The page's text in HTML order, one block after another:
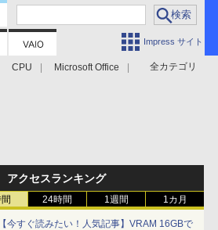
Impress サイト
全カテゴリ
CPU Microsoft Office
アクセスランキング
24時間 1週間 1カ月
今すぐ読みたい！人気記事】VRAM 16GBで